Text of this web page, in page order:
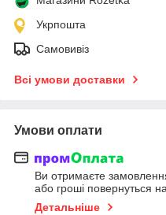
Укрпошта
Самовивіз
Всі умови доставки
Умови оплати
Ви отримаєте
або гроші повернуться
Детальніше